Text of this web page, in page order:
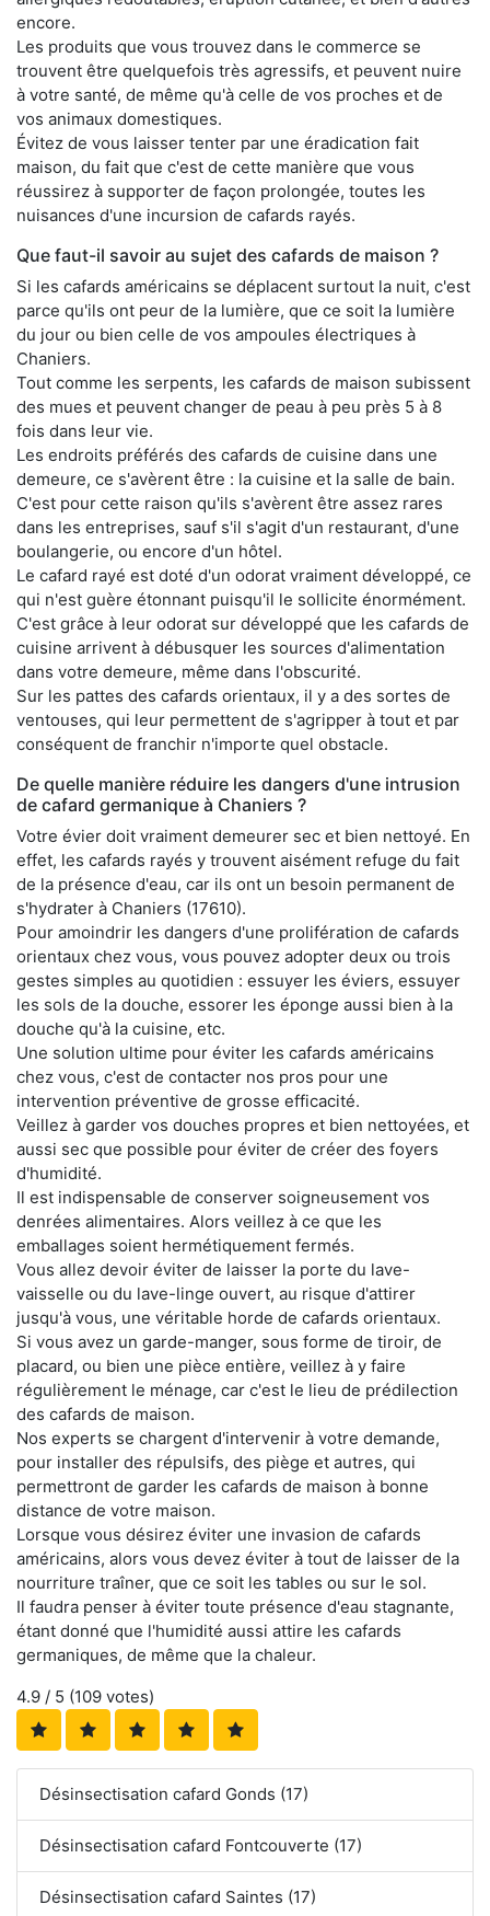
encore.
Les produits que vous trouvez dans le commerce se
trouvent être quelquefois très agressifs, et peuvent nuire
à votre santé, de même qu'à celle de vos proches et de
vos animaux domestiques.
Évitez de vous laisser tenter par une éradication fait
maison, du fait que c'est de cette manière que vous
réussirez à supporter de façon prolongée, toutes les
nuisances d'une incursion de cafards rayés.
Que faut-il savoir au sujet des cafards de maison ?
Si les cafards américains se déplacent surtout la nuit, c'est
parce qu'ils ont peur de la lumière, que ce soit la lumière
du jour ou bien celle de vos ampoules électriques à
Chaniers.
Tout comme les serpents, les cafards de maison subissent
des mues et peuvent changer de peau à peu près 5 à 8
fois dans leur vie.
Les endroits préférés des cafards de cuisine dans une
demeure, ce s'avèrent être : la cuisine et la salle de bain.
C'est pour cette raison qu'ils s'avèrent être assez rares
dans les entreprises, sauf s'il s'agit d'un restaurant, d'une
boulangerie, ou encore d'un hôtel.
Le cafard rayé est doté d'un odorat vraiment développé, ce
qui n'est guère étonnant puisqu'il le sollicite énormément.
C'est grâce à leur odorat sur développé que les cafards de
cuisine arrivent à débusquer les sources d'alimentation
dans votre demeure, même dans l'obscurité.
Sur les pattes des cafards orientaux, il y a des sortes de
ventouses, qui leur permettent de s'agripper à tout et par
conséquent de franchir n'importe quel obstacle.
De quelle manière réduire les dangers d'une intrusion
de cafard germanique à Chaniers ?
Votre évier doit vraiment demeurer sec et bien nettoyé. En
effet, les cafards rayés y trouvent aisément refuge du fait
de la présence d'eau, car ils ont un besoin permanent de
s'hydrater à Chaniers (17610).
Pour amoindrir les dangers d'une prolifération de cafards
orientaux chez vous, vous pouvez adopter deux ou trois
gestes simples au quotidien : essuyer les éviers, essuyer
les sols de la douche, essorer les éponge aussi bien à la
douche qu'à la cuisine, etc.
Une solution ultime pour éviter les cafards américains
chez vous, c'est de contacter nos pros pour une
intervention préventive de grosse efficacité.
Veillez à garder vos douches propres et bien nettoyées, et
aussi sec que possible pour éviter de créer des foyers
d'humidité.
Il est indispensable de conserver soigneusement vos
denrées alimentaires. Alors veillez à ce que les
emballages soient hermétiquement fermés.
Vous allez devoir éviter de laisser la porte du lave-
vaisselle ou du lave-linge ouvert, au risque d'attirer
jusqu'à vous, une véritable horde de cafards orientaux.
Si vous avez un garde-manger, sous forme de tiroir, de
placard, ou bien une pièce entière, veillez à y faire
régulièrement le ménage, car c'est le lieu de prédilection
des cafards de maison.
Nos experts se chargent d'intervenir à votre demande,
pour installer des répulsifs, des piège et autres, qui
permettront de garder les cafards de maison à bonne
distance de votre maison.
Lorsque vous désirez éviter une invasion de cafards
américains, alors vous devez éviter à tout de laisser de la
nourriture traîner, que ce soit les tables ou sur le sol.
Il faudra penser à éviter toute présence d'eau stagnante,
étant donné que l'humidité aussi attire les cafards
germaniques, de même que la chaleur.
4.9 / 5 (109 votes)
Désinsectisation cafard Gonds (17)
Désinsectisation cafard Fontcouverte (17)
Désinsectisation cafard Saintes (17)